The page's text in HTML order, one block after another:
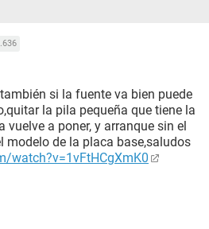
si la fuente va bien puede
la pila pequeña que tiene la
vuelve a poner, y arranque sin el
modelo de la placa base,saludos
watch?v=1vFtHCgXmK0